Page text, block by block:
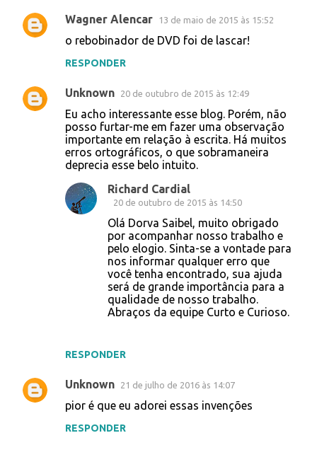
C
e
n
Wagner Alencar 13 de maio de 2015 às 15:52
o rebobinador de DVD foi de lascar!
RESPONDER
Unknown 20 de outubro de 2015 às 12:49
Eu acho interessante esse blog. Porém, não
posso furtar-me em fazer uma observação
importante em relação à escrita. Há muitos
erros ortográficos, o que sobramaneira
deprecia esse belo intuito.
RESPONDER
Richard Cardial
20 de outubro de 2015 às 14:50
Olá Dorva Saibel, muito obrigado
por acompanhar nosso trabalho e
pelo elogio. Sinta-se a vontade para
nos informar qualquer erro que
você tenha encontrado, sua ajuda
será de grande importância para a
qualidade de nosso trabalho.
Abraços da equipe Curto e Curioso.
Unknown 21 de julho de 2016 às 14:07
pior é que eu adorei essas invenções
RESPONDER